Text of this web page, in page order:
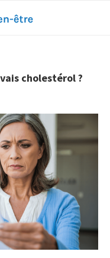
cholestérol ?